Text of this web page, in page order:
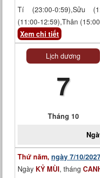
Tí (23:00-0:59),Sửu
(11:00-12:59),Thân
Xem chi tiết
Lịch dương
7
Tháng 10
Thứ năm, ngày 7/10/
Ngày KỶ MÙI, tháng